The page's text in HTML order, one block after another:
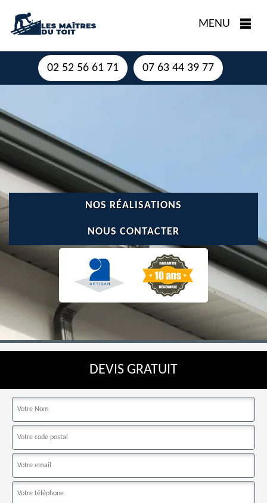
MENU
02 52 56 61 71 07 63 44 39 77
NOS RÉALISATIONS
NOUS CONTACTER
DEVIS GRATUIT